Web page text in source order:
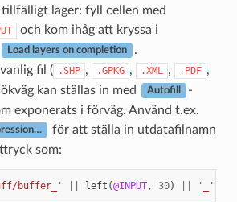
tillfälligt lager: fyll cellen med
och kom ihåg att kryssa i
Load layers on completion
.
fil ( .SHP , .GPKG , .XML , .PDF ,
kan ställas in med Autofill
-
exponerats i förväg. Använd t.ex.
för att ställa in utdatafilnamn
som:
buffer_' left (@INPUT, 30) '_'